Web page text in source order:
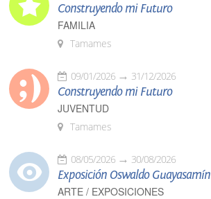
Construyendo mi Futuro
FAMILIA
Tamames
09/01/2026 31/12/2026
Construyendo mi Futuro
JUVENTUD
Tamames
08/05/2026 30/08/2026
Exposición Oswaldo Guayasamín
ARTE / EXPOSICIONES